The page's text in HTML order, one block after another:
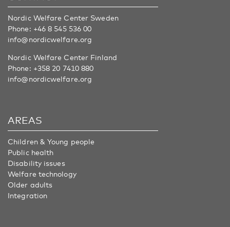
Nordic Welfare Center Sweden
Phone: +46 8 545 536 00
info@nordicwelfare.org
Nordic Welfare Center Finland
Phone: +358 20 7410 880
info@nordicwelfare.org
AREAS
Children & Young people
Public health
Disability issues
Welfare technology
Older adults
Integration